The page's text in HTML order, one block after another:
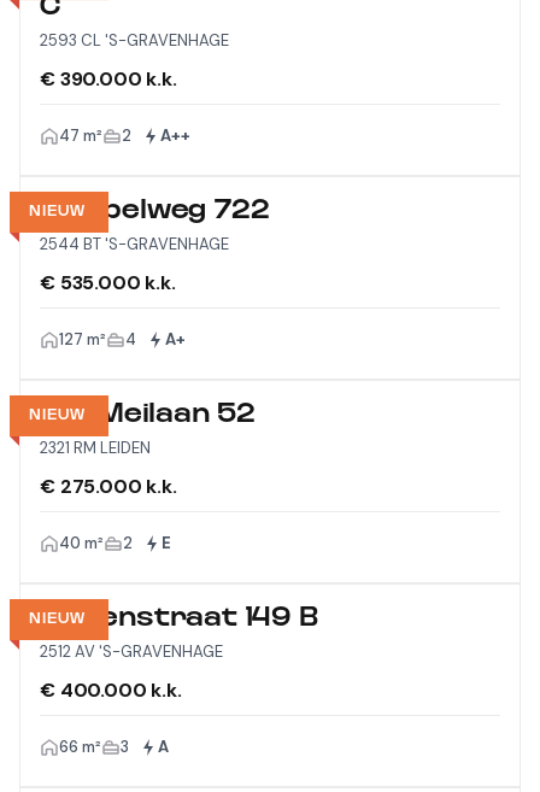
C
2593 CL 'S-GRAVENHAGE
€ 390.000 k.k.
47 m² 2 A++
NIEUW
Meppelweg 722
2544 BT 'S-GRAVENHAGE
€ 535.000 k.k.
127 m² 4 A+
NIEUW
Vijf Meilaan 52
2321 RM LEIDEN
€ 275.000 k.k.
40 m² 2 E
NIEUW
Wagenstraat 149 B
2512 AV 'S-GRAVENHAGE
€ 400.000 k.k.
66 m² 3 A